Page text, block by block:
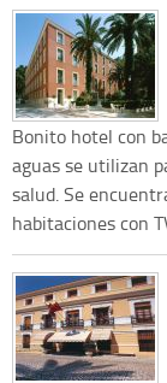
Bonito hotel con
aguas se utilizan
salud. Se
habitaciones con